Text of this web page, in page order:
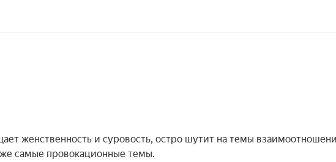
женственность и суровость, остро шутит на темы
самые провокационные темы.